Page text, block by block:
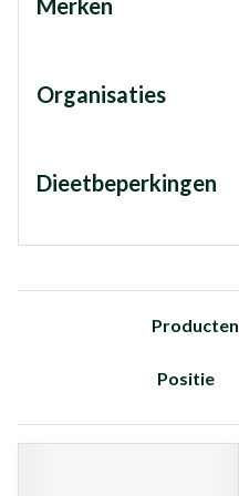
Merken
Organisaties
Dieetbeperkingen
Producten
Sorteer op: